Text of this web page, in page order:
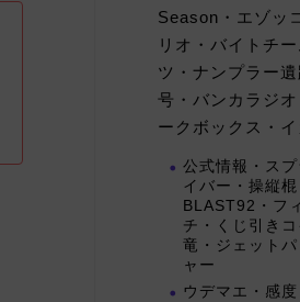
Season・エゾッ
リオ・バイトチ
ツ・ナンプラー
号・バンカラジ
ークボックス・
公式情報・ス
イバー・操縦
BLAST92・フ
チ・くじ引き
竜・ジェット
ャー
ウデマエ・感